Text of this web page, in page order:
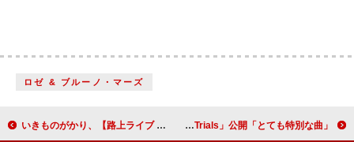
ロゼ & ブルーノ・マーズ
いきものがかり、【路上ライブ at 武道館】より最新曲「会いたい」ライブ映像のプレミア公開決定 来日中のフリコ、最新シングル「Pride Trials」公開「とても特別な曲」